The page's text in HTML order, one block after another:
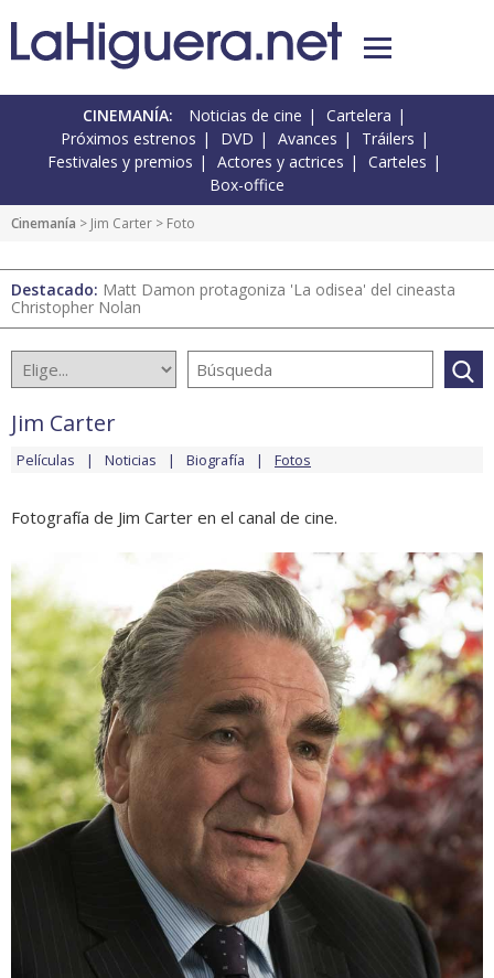
CINEMANÍA: Noticias de cine
Cartelera
Próximos estrenos
DVD Avances
Tráilers
Festivales y premios
Actores y actrices
Carteles
Box-office
Cinemanía > Jim Carter > Foto
Destacado: Matt Damon protagoniza 'La odisea' del cineasta
Christopher Nolan
Jim Carter
Películas Noticias Biografía Fotos
Fotografía de Jim Carter en el canal de cine.